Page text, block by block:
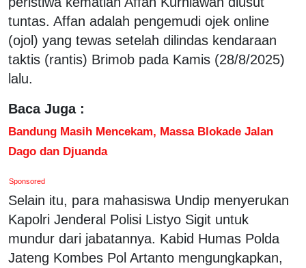
tuntas. Affan adalah pengemudi ojek online
(ojol) yang tewas setelah dilindas kendaraan
taktis (rantis) Brimob pada Kamis (28/8/2025)
lalu.
Baca Juga :
Bandung Masih Mencekam, Massa Blokade Jalan
Dago dan Djuanda
Sponsored
Selain itu, para mahasiswa Undip menyerukan
Kapolri Jenderal Polisi Listyo Sigit untuk
mundur dari jabatannya. Kabid Humas Polda
Jateng Kombes Pol Artanto mengungkapkan,